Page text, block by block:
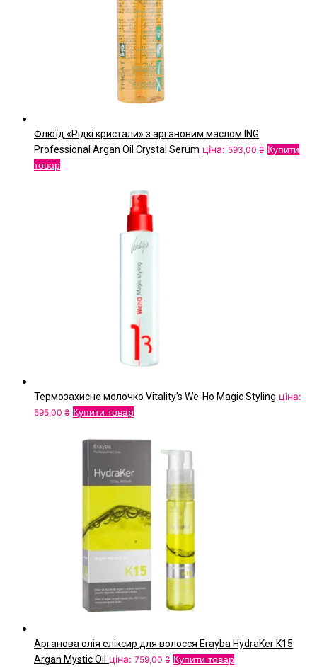
Флюїд «Рідкі кристали» з аргановим маслом ING
Professional Argan Oil Crystal Serum ціна: 593,00 ₴ Купити
товар
Термозахисне молочко Vitality’s We-Ho Magic Styling ціна:
595,00 ₴ Купити товар
Арганова олія еліксир для волосся Erayba HydraKer K15
Argan Mystic Oil ціна: 759,00 ₴ Купити товар